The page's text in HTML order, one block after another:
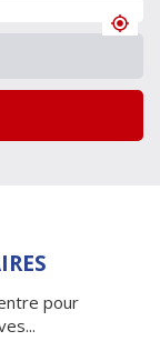
pour